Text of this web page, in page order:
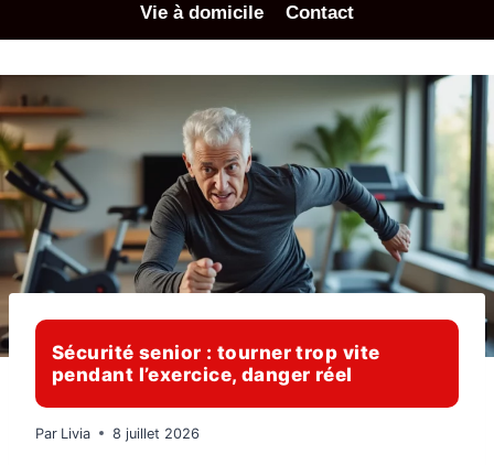
Vie à domicile Contact
Sécurité senior : tourner trop vite
pendant l’exercice, danger réel
Par Livia 8 juillet 2026